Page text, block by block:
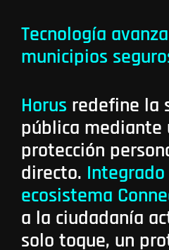
Tecnología
municipios
Horus redefine la
pública mediante
protección
directo.
ecosistema
a la ciudadanía
solo toque, un